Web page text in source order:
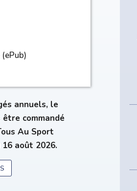
annuels, le
commandé
Au Sport
août 2026.